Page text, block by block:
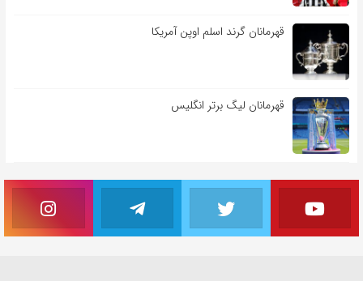
قهرمانان گرند اسلم اوپن آمریکا
قهرمانان لیگ برتر انگلیس